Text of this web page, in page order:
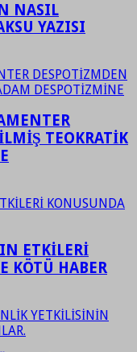
NASIL
YAZISI
TEOKRATİK
ETKİLERİ
KÖTÜ HABER